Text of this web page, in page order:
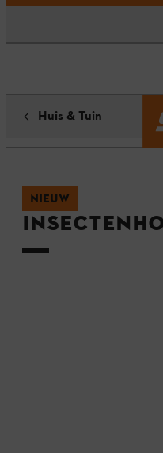
Huis & Tuin
NIEUW